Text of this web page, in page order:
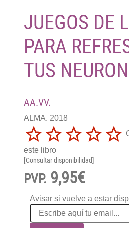
JUEGOS DE
PARA
TUS
AA.VV.
ALMA. 2018
este libro
[Consultar disponibilidad]
PVP. 9,95€
Avisar si vuelve a estar